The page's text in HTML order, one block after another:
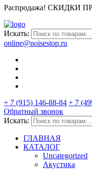
Распродажа! СКИДКИ
Искать:
online@noisestop.ru
+ 7 (915) 146-88-84 + 7
Обратный звонок
Искать:
ГЛАВНАЯ
КАТАЛОГ
Uncategorized
Акустика